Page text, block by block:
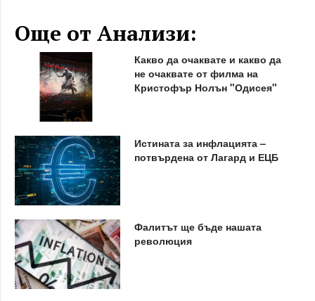
Още от Анализи:
Какво да очаквате и какво да
не очаквате от филма на
Кристофър Нолън "Одисея"
Истината за инфлацията –
потвърдена от Лагард и ЕЦБ
Фалитът ще бъде нашата
революция